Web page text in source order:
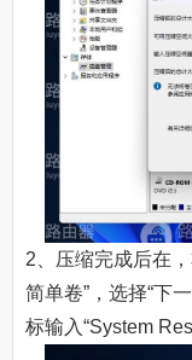
2、压缩完成后在
简单卷”，选择“下
标输入“System